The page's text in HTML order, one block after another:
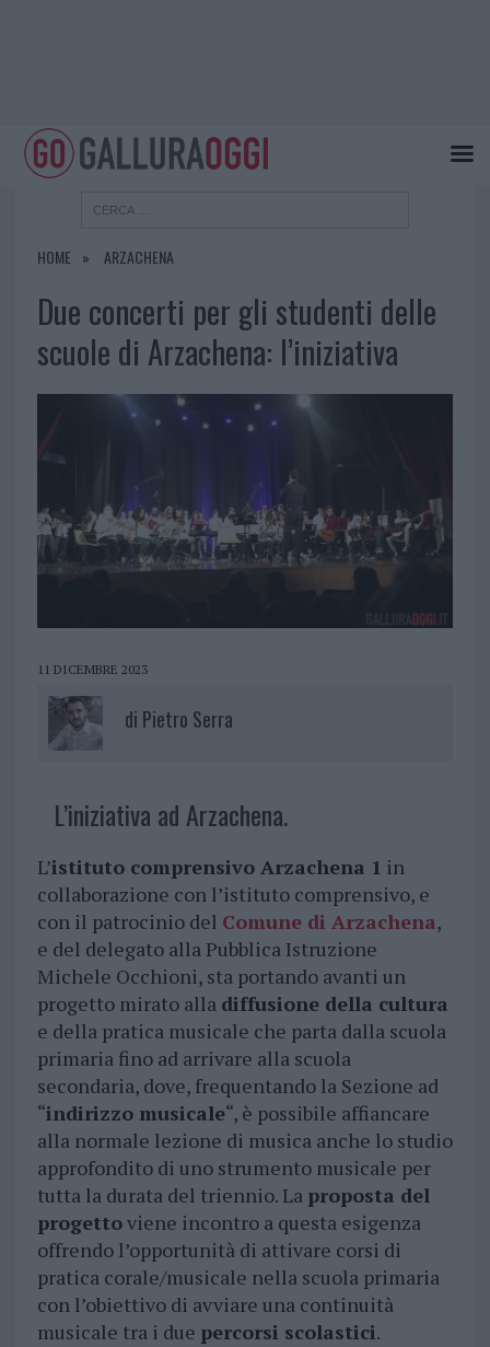
HOME ARZACHENA
Due concerti per gli studenti delle
scuole di Arzachena: l’iniziativa
11 DICEMBRE 2023
di Pietro Serra
L’iniziativa ad Arzachena.
L’istituto comprensivo Arzachena 1 in
collaborazione con l’istituto comprensivo, e
con il patrocinio del Comune di Arzachena,
e del delegato alla Pubblica Istruzione
Michele Occhioni, sta portando avanti un
progetto mirato alla diffusione della cultura
e della pratica musicale che parta dalla scuola
primaria fino ad arrivare alla scuola
secondaria, dove, frequentando la Sezione ad
“indirizzo musicale“, è possibile affiancare
alla normale lezione di musica anche lo studio
approfondito di uno strumento musicale per
tutta la durata del triennio. La proposta del
progettoviene incontro a questa esigenza
offrendo l’opportunità di attivare corsi di
pratica corale/musicale nella scuola primaria
con l’obiettivo di avviare una continuità
musicale tra i due percorsi scolastici.